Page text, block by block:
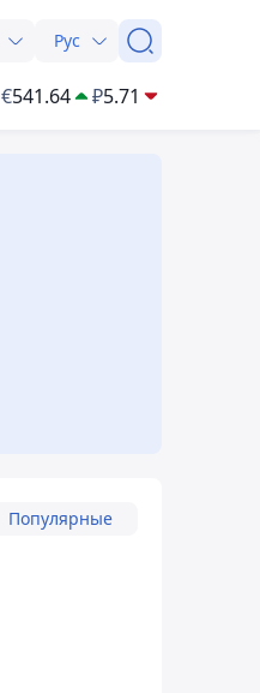
Рус
€541.64 ₽5.71
Популярные